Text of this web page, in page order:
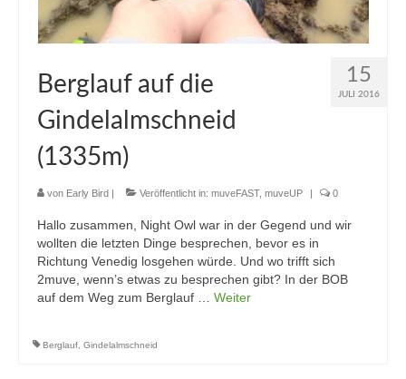
15
JULI 2016
Berglauf auf die
Gindelalmschneid
(1335m)
von Early Bird Veröffentlicht in: muveFAST, muveUP 0
Hallo zusammen, Night Owl war in der Gegend und wir
wollten die letzten Dinge besprechen, bevor es in
Richtung Venedig losgehen würde. Und wo trifft sich
2muve, wenn’s etwas zu besprechen gibt? In der BOB
auf dem Weg zum Berglauf … Weiter
Berglauf, Gindelalmschneid